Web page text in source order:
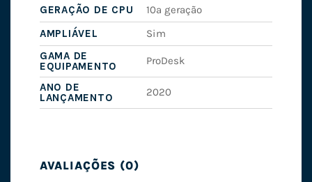
GERAÇÃO DE CPU
10ª geração
AMPLIÁVEL
Sim
GAMA DE
EQUIPAMENTO
ProDesk
ANO DE
LANÇAMENTO
2020
AVALIAÇÕES (0)